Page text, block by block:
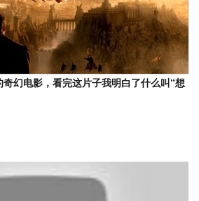
奇幻电影，看完这片子我明白了什么叫“想